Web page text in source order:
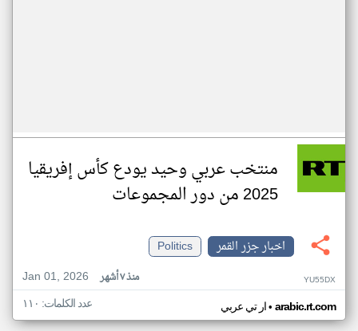
منتخب عربي وحيد يودع كأس إفريقيا
2025 من دور المجموعات
اخبار جزر القمر
Politics
Jan 01, 2026
منذ ٧ أشهر YU55DX
ار تي عربي• arabic.rt.com عدد الكلمات: ١١٠